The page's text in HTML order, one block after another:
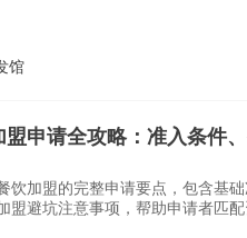
馆
盟申请全攻略：准入条件
饮加盟的完整申请要点，包含基
盟避坑注意事项，帮助申请者匹